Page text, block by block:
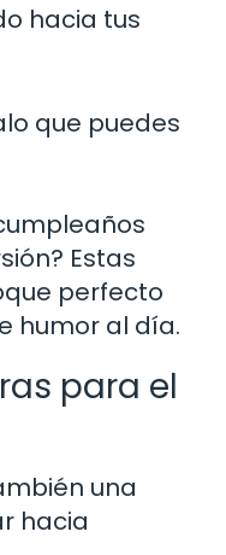
hacia tus
que puedes
Estas
perfecto
humor al día.
para el
una
hacia